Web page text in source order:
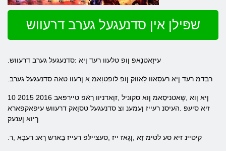
שפּילן אין סדנעגעל גערב דרעווש
.עיזַאטנַאפ ןופ טלעוו רעד ןיא :סדנעגעל גערב דרעווש
.רבדמ רעד ןיא רעסַאוו לַאווק ןופ לופטוַאמ ַא ןרעוו טאה סדנעגעל גערב
10 2015 2016 ןיא ןוא ,שָאטניסַאמ ןוא סקוניל ,זוָאדניוו רַאֿפ טיירפאב
זיא סיעפ .העיסנ רעייז ןעמענ וצ סדנעגעל טסוָאק דרעווש עיפאקפארא
ךיוא ןענעק
.קיטיינ זיא סע לטימ זַא ,ןגָאז ייז ,סעציילּפ רעייז בַארש רָאנ רעבָא ,ר